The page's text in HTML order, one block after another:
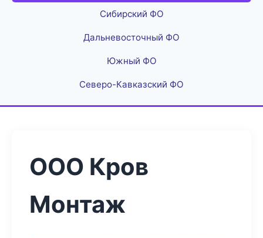
Сибирский ФО
Дальневосточный ФО
Южный ФО
Северо-Кавказский ФО
ООО Кров
Монтаж